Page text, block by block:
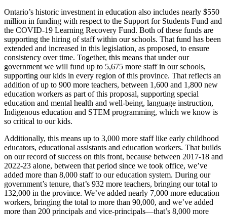
Ontario’s historic investment in education also includes nearly $550
million in funding with respect to the Support for Students Fund and
the COVID-19 Learning Recovery Fund. Both of these funds are
supporting the hiring of staff within our schools. That fund has been
extended and increased in this legislation, as proposed, to ensure
consistency over time. Together, this means that under our
government we will fund up to 5,675 more staff in our schools,
supporting our kids in every region of this province. That reflects an
addition of up to 900 more teachers, between 1,600 and 1,800 new
education workers as part of this proposal, supporting special
education and mental health and well-being, language instruction,
Indigenous education and STEM programming, which we know is
so critical to our kids.
Additionally, this means up to 3,000 more staff like early childhood
educators, educational assistants and education workers. That builds
on our record of success on this front, because between 2017-18 and
2022-23 alone, between that period since we took office, we’ve
added more than 8,000 staff to our education system. During our
government’s tenure, that’s 932 more teachers, bringing our total to
132,000 in the province. We’ve added nearly 7,000 more education
workers, bringing the total to more than 90,000, and we’ve added
more than 200 principals and vice-principals—that’s 8,000 more